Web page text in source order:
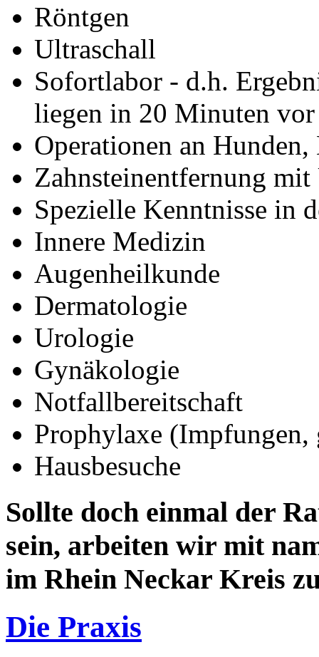
Röntgen
Ultraschall
Sofortlabor - d.h.
liegen in 20 Minuten vor
Operationen an
Zahnsteinentfernung
Spezielle Kenntnisse in
Innere Medizin
Augenheilkunde
Dermatologie
Urologie
Gynäkologie
Notfallbereitschaft
Prophylaxe (Impfungen,
Hausbesuche
Sollte doch einmal der
sein, arbeiten wir mit
im Rhein Neckar Kreis
Die Praxis